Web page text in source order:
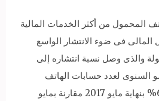
المحمول من أكثر الخدمات المالية
فى ضوء الانتشار الواسع
والذى وصل نسبة انتشاره إلى
السنوى لعدد حسابات الهاتف
المحمول بالخدمة نحو 65% بنهاية مايو 2017 مقارنة بمايو